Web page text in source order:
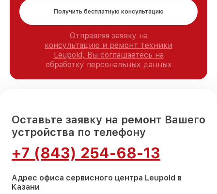
Получить бесплатную консультацию
Отправляя заявку на
консультацию и ремонт техники
Leupold, Вы соглашаетесь на
обработку персональных данных
Оставьте заявку на ремонт Вашего
устройства по телефону
+7 (843) 254-68-13
Адрес офиса сервисного центра Leupold в
Казани